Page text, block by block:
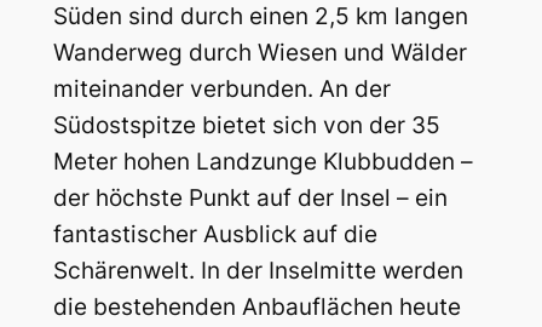
Süden sind durch einen 2,5 km langen
Wanderweg durch Wiesen und Wälder
miteinander verbunden. An der
Südostspitze bietet sich von der 35
Meter hohen Landzunge Klubbudden –
der höchste Punkt auf der Insel – ein
fantastischer Ausblick auf die
Schärenwelt. In der Inselmitte werden
die bestehenden Anbauflächen heute